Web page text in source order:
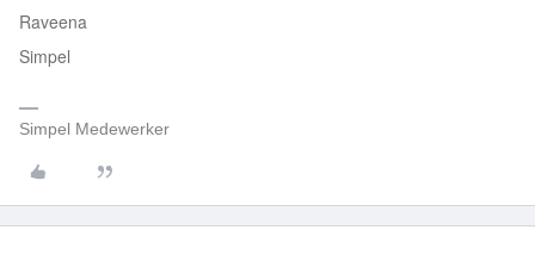
Raveena
Simpel
Simpel Medewerker